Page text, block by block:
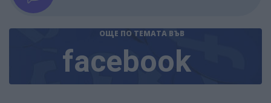
ОЩЕ ПО ТЕМАТА ВЪВ
facebook